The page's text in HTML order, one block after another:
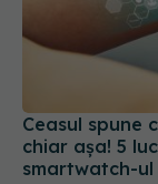
Ceasul spune
chiar așa! 5
smartwatch-ul